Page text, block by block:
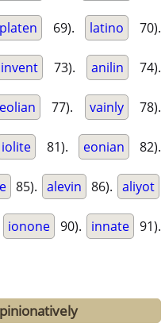
platen 69). latino 70).
invent 73). anilin 74).
eolian 77). vainly 78).
iolite 81). eonian 82).
85). alevin 86). aliyot
ionone 90). innate 91).